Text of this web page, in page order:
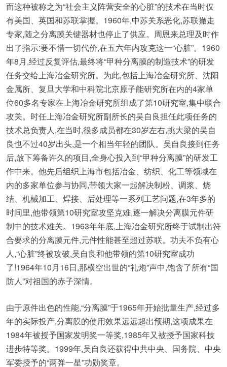
而这种被称之为“社会主义阵营安全的心脏”的技术在当时仅
有美国、英国和苏联掌握。1960年,中苏关系恶化,苏联撤走
专家,随之分离膜关键器材也停止了供应。周恩来总理及时作
出了指示:要不惜一切代价,在五六年内攻克这一“心脏”。1960
年8月,经过反复评估,最终将“甲种分离膜的制造技术”的研发
任务交给上海冶金研究所。为此,包括上海冶金研究所、沈阳
金属所、复旦大学和中科院北京原子能研究所在内的4家单
位60多名专家在上海冶金研究所组成了第10研究室,集中联合
攻关。时任上海冶金研究所副所长的吴自良担任此项任务的
技术总负责人,在当时,很多成员都在30岁左右,挑大梁的吴自
良也不过40岁出头,是一个相当年轻的团队。吴自良接到任务
后,放下筹备许久的项目,全身心投入到“甲种分离膜”的研发工
作中来。他先后组织上海市包括冶金、纺织、化工等领域在
内的多家单位参与协同,带领大家一起解决制粉、调浆、烧
结、机械加工、焊接、后处理等一系列工艺问题,在3年多的
时间里,他带领第10研究室攻坚克难,逐一解决分离膜元件研
制中的技术难关。1963年年底,上海冶金研究所终于试制出符
合要求的分离膜元件,元件性能甚至超过苏联。功夫不负有心
人,“心脏”终被攻破,吴自良和他带领的第10研究室成功
了!1964年10月16日,那横空出世的“礼炮”声中,饱含了所有“国
防人”对祖国的赤子深情。
由于原件出色的性能,“分离膜”于1965年开始批量生产,经过多
年的实际投产,分离膜的使用效果远远超出预期,这项成果在
1984年被授予国家发明奖一等奖,1985年又被授予国家科技
进步特等奖。1999年,吴自良还获得中共中央、国务院、中央
军委授予的“两弹一星”功勋奖章。